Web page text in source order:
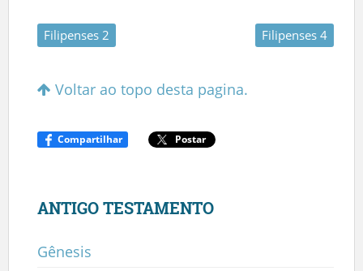
Filipenses 2 Filipenses 4
Voltar ao topo desta pagina.
Compartilhar Postar
ANTIGO TESTAMENTO
Gênesis